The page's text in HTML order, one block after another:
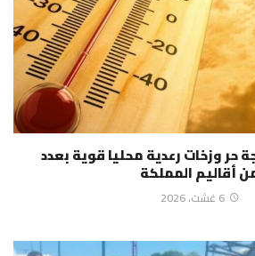
حر وزخات رعدية محليا قوية بعدد
أقاليم المملكة
6 غشت، 2026